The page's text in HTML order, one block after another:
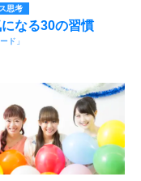
思考
なる30の習慣
ド」